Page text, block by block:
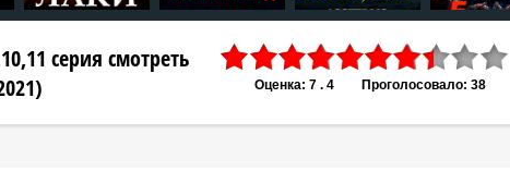
Оценка: 7 . 4 Проголосовало: 38
серия смотреть